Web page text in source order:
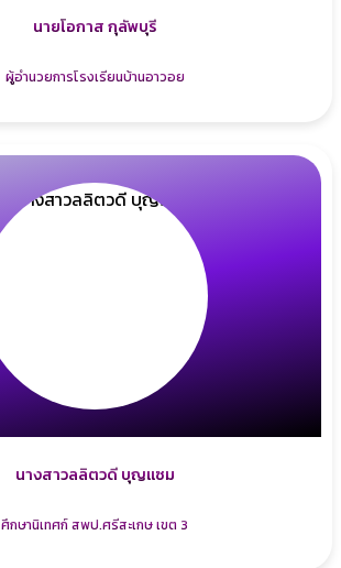
นายโอกาส กุลัพบุรี
ผู้อำนวยการโรงเรียนบ้านอาวอย
นางสาวลลิตวดี บุญแซม
ศึกษานิเทศก์ สพป.ศรีสะเกษ เขต 3